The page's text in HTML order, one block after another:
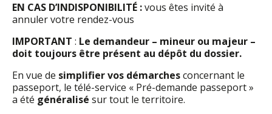
EN CAS D’INDISPONIBILITÉ :vous êtes invité à
annuler votre rendez-vous
IMPORTANT : Le demandeur – mineur ou majeur –
doit toujours être présent au dépôt du dossier.
En vue de simplifier vos démarchesconcernant le
passeport, le télé-service « Pré-demande passeport »
a été généralisé sur tout le territoire.